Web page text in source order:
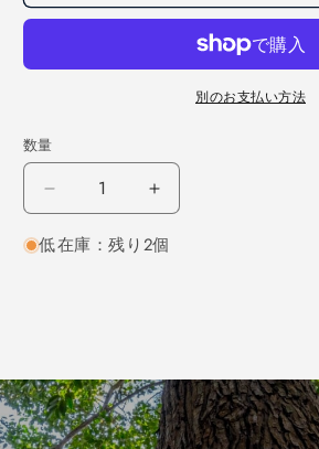
別のお支払い方法
数量
ー
柾
目
2000×12×130
ウ
ー
柾
目
2000×12×130
低在庫：残り2個